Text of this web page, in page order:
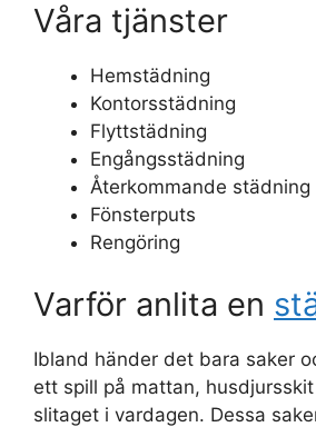
Våra tjänster
Hemstädning
Kontorsstädning
Flyttstädning
Engångsstädning
Återkommande städning
Fönsterputs
Rengöring
Varför anlita en
Ibland händer det bara saker
ett spill på mattan,
slitaget i vardagen. Dessa